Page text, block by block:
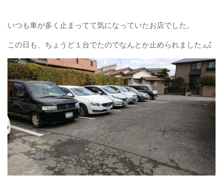
いつも車が多く止まってて気になっていたお店でした。
この日も、ちょうど１台でたのでなんとか止められました